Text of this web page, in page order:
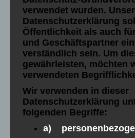
Weitere
Hier finden Sie eine
unserer Referenzen
Aufträgen in den
Werbetechnik, Print,
Design, Webdesign,
verwendet wurden.
Datenschutzerklärung
Öffentlichkeit als auch
und Geschäftspartner
verständlich sein. Um
gewährleisten, möchten
verwendeten
Wir verwenden in dieser
Datenschutzerklärung
folgenden Begriffe:
a)